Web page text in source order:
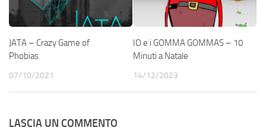
JATA – Crazy Game of
Phobias
07/10/2021
IO e i GOMMA GOMMAS – 10
Minuti a Natale
14/12/2023
LASCIA UN COMMENTO